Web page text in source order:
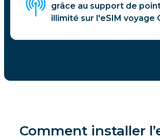
grâce au support de
illimité sur l'eSIM voyage
Comment installer